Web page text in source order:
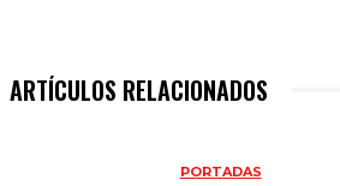
ARTÍCULOS RELACIONADOS
PORTADAS